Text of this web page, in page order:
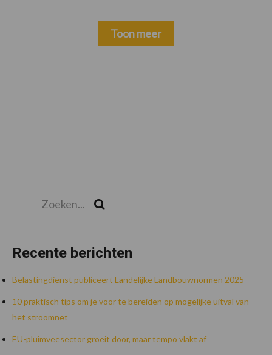
Toon meer
Recente berichten
Belastingdienst publiceert Landelijke Landbouwnormen 2025
10 praktisch tips om je voor te bereiden op mogelijke uitval van
het stroomnet
EU-pluimveesector groeit door, maar tempo vlakt af